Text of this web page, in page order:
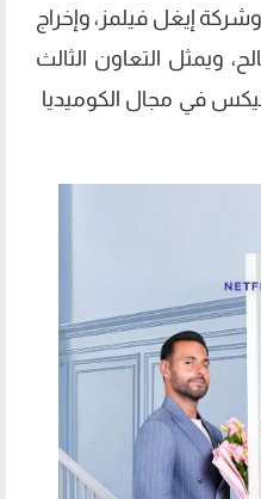
إيغل فيلمز، وإخراج
ويمثل التعاون الثالث
في مجال الكوميديا